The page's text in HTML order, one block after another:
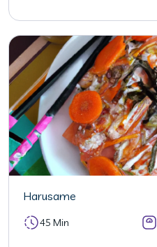
Harusame
45 Min